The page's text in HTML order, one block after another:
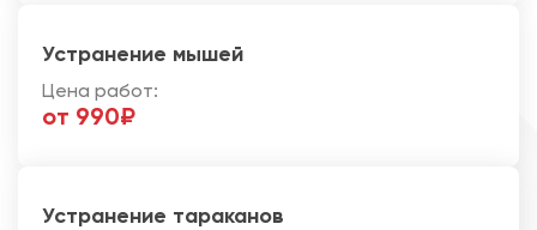
Устранение мышей
Цена работ:
от 990₽
Устранение тараканов